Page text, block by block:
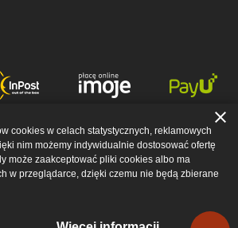
cookies w celach statystycznych, reklamowych
nim możemy indywidualnie dostosować ofertę
może zaakceptować pliki cookies albo ma
w przeglądarce, dzięki czemu nie będą zbierane
close
SP. Z O. O.. ALL RIGHTS RESERVED